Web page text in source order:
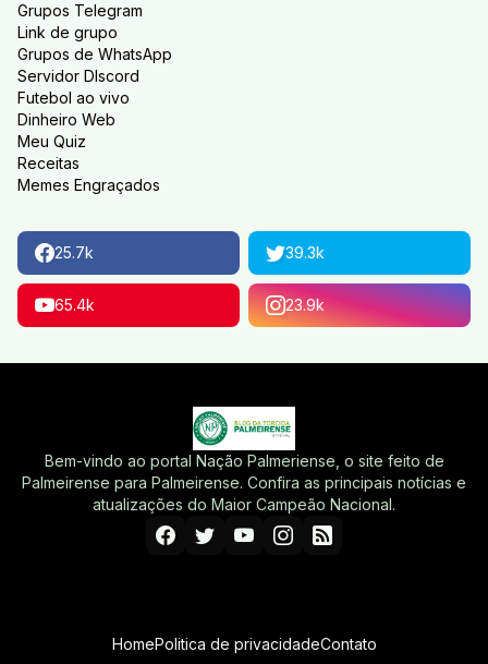
Grupos Telegram
Link de grupo
Grupos de WhatsApp
Servidor DIscord
Futebol ao vivo
Dinheiro Web
Meu Quiz
Receitas
Memes Engraçados
25.7k 39.3k
65.4k 23.9k
Bem-vindo ao portal Nação Palmeriense, o site feito de
Palmeirense para Palmeirense. Confira as principais notícias e
atualizações do Maior Campeão Nacional.
HomePolitica de privacidadeContato